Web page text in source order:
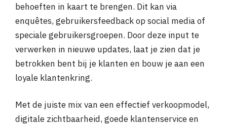
behoeften in kaart te brengen. Dit kan via
enquêtes, gebruikersfeedback op social media of
speciale gebruikersgroepen. Door deze input te
verwerken in nieuwe updates, laat je zien dat je
betrokken bent bij je klanten en bouw je aan een
loyale klantenkring.
Met de juiste mix van een effectief verkoopmodel,
digitale zichtbaarheid, goede klantenservice en